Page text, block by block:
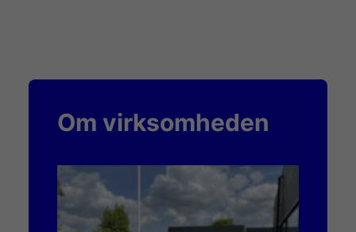
Om virksomheden